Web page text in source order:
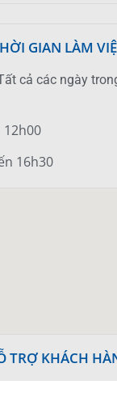
GIAN LÀM
cả các ngày
12h00
16h30
TRỢ KHÁCH